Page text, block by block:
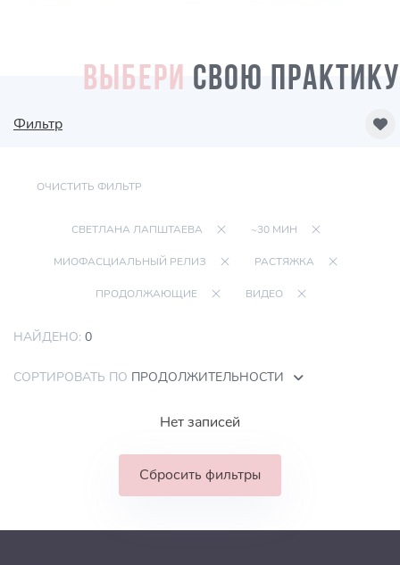
ВЫБЕРИ СВОЮ ПРАКТИКУ
Фильтр
ОЧИСТИТЬ ФИЛЬТР
СВЕТЛАНА ЛАПШТАЕВА ~30 МИН
МИОФАСЦИАЛЬНЫЙ РЕЛИЗ РАСТЯЖКА
ПРОДОЛЖАЮЩИЕ ВИДЕО
НАЙДЕНО: 0
СОРТИРОВАТЬ ПО ПРОДОЛЖИТЕЛЬНОСТИ
Нет записей
Сбросить фильтры